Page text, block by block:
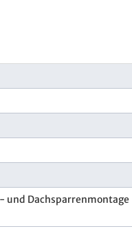
und Dachsparrenmontage